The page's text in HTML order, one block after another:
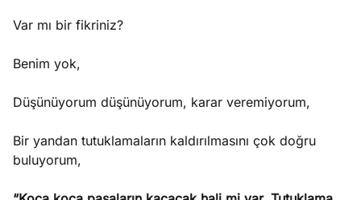
Var mı bir fikriniz?
Benim yok,
Düşünüyorum düşünüyorum, karar veremiyorum,
Bir yandan tutuklamaların kaldırılmasını çok doğru
buluyorum,